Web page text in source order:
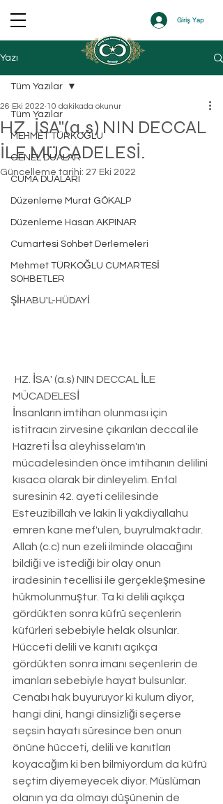
Giriş Yap
Yazı
Tüm Yazılar
MEHMET TÜRKOĞLU
GENEL DUALAR
CUMA DUALARI
Düzenleme Murat GÖKALP
Düzenleme Hasan AKPINAR
Cumartesi Sohbet Derlemeleri
Mehmet TÜRKOĞLU CUMARTESİ
SOHBETLER
ŞİHABU'L-HÜDAYİ
Tüm Yazılar
HZ. İSA"(a.s) NIN DECCAL
İLE MÜCADELESİ.
26 Eki 2022 10 dakikada okunur
Güncelleme tarihi: 27 Eki 2022
MÜCADELESİ
İnsanların imtihan olunması için
istitracın zirvesine çıkarılan deccal ile
Hazreti İsa aleyhisselam'ın
mücadelesinden önce imtihanın delilini
kısaca olarak bir dinleyelim. Enfal
suresinin 42. ayeti celilesinde
Esteuzibillah ve lakin li yakdiyallahu
emren kane mef'ulen, buyrulmaktadır.
Allah (c.c) nun ezeli ilminde olacağını
bildiği ve istediği bir olay onun
iradesinin tecellisi ile gerçekleşmesine
hükmolunmuştur. Ta ki delili açıkça
gördükten sonra küfrü seçenlerin
küfürleri sebebiyle helak olsunlar.
Hücceti delili ve kanıtı açıkça
gördükten sonra imanı seçenlerin de
imanları sebebiyle hayat bulsunlar.
Cenabı hak buyuruyor ki kulum diyor,
hangi dini, hangi dinsizliği seçerse
seçsin hayatı süresince ben onun
önüne hücceti, delili ve kanıtları
koyacağım ki ben bilmiyordum da küfrü
seçtim diyemeyecek diyor. Müslüman
olanın ya da olmayı düşünenin de